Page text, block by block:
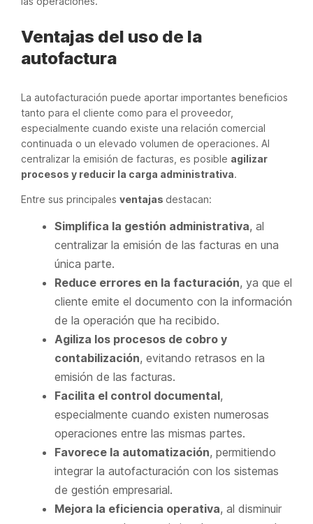
Ventajas del uso de la
autofactura
La autofacturación puede aportar importantes beneficios
tanto para el cliente como para el proveedor,
especialmente cuando existe una relación comercial
continuada o un elevado volumen de operaciones. Al
centralizar la emisión de facturas, es posible agilizar
procesos y reducir la carga administrativa.
Entre sus principales ventajas destacan:
Simplifica la gestión administrativa, al
centralizar la emisión de las facturas en una
única parte.
Reduce errores en la facturación, ya que el
cliente emite el documento con la información
de la operación que ha recibido.
Agiliza los procesos de cobro y
contabilización, evitando retrasos en la
emisión de las facturas.
Facilita el control documental,
especialmente cuando existen numerosas
operaciones entre las mismas partes.
Favorece la automatización, permitiendo
integrar la autofacturación con los sistemas
de gestión empresarial.
Mejora la eficiencia operativa, al disminuir